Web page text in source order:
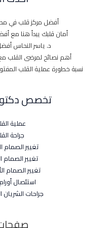
أفضل مركز قلب في
أمان قلبك يبدأ هنا مع
د. ياسر النحاس
أهم نصائح لمرضى القلب
نسبة خطورة عملية القلب
تخصص
عملية
جراحة
تغيير الصمام
تغيير الصمام
تغيير الصمام
استئصال
جراحات